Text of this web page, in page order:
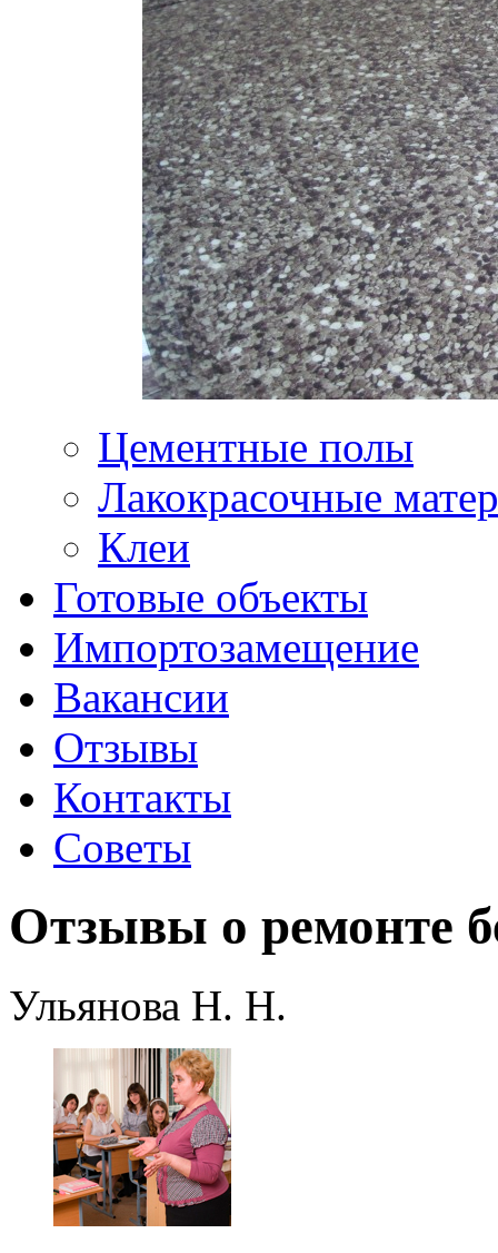
Цементные полы
Лакокрасочные
Клеи
Готовые объекты
Импортозамещение
Вакансии
Отзывы
Контакты
Советы
Отзывы о ремонте
Ульянова Н. Н.